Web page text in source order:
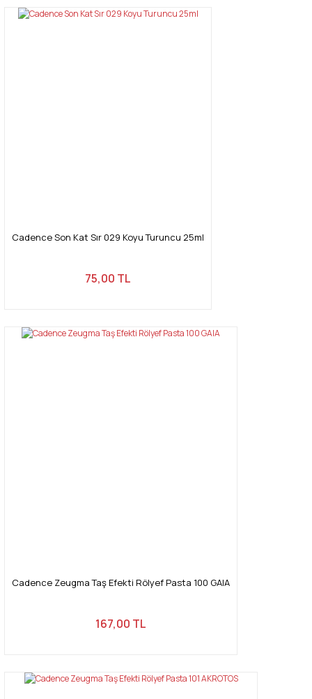
Bu ürüne ilk yorumu siz yapın!
tarafımıza iletebilirsiniz.
Gönder
Cadence Son Kat Sır 029 Koyu Turuncu 25ml
75,00 TL
Cadence Zeugma Taş Efekti Rölyef Pasta 100 GAIA
167,00 TL